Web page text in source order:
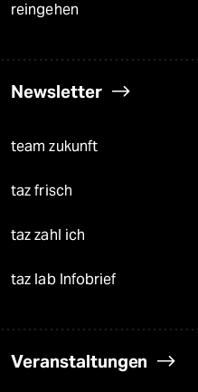
reingehen
Newsletter
team zukunft
taz frisch
taz zahl ich
taz lab Infobrief
Veranstaltungen